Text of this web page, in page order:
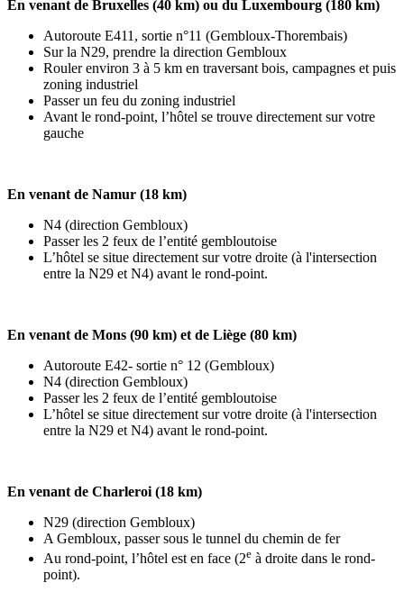
En venant de Bruxelles (40 km) ou du Luxembourg (180 km)
Autoroute E411, sortie n°11 (Gembloux-Thorembais)
Sur la N29, prendre la direction Gembloux
Rouler environ 3 à 5 km en traversant bois, campagnes et puis
zoning industriel
Passer un feu du zoning industriel
Avant le rond-point, l’hôtel se trouve directement sur votre
gauche
En venant de Namur (18 km)
N4 (direction Gembloux)
Passer les 2 feux de l’entité gembloutoise
L’hôtel se situe directement sur votre droite (à l'intersection
entre la N29 et N4) avant le rond-point.
En venant de Mons (90 km) et de Liège (80 km)
Autoroute E42- sortie n° 12 (Gembloux)
N4 (direction Gembloux)
Passer les 2 feux de l’entité gembloutoise
L’hôtel se situe directement sur votre droite (à l'intersection
entre la N29 et N4) avant le rond-point.
En venant de Charleroi (18 km)
N29 (direction Gembloux)
A Gembloux, passer sous le tunnel du chemin de fer
Au rond-point, l’hôtel est en face (2e à droite dans le rond-
point).